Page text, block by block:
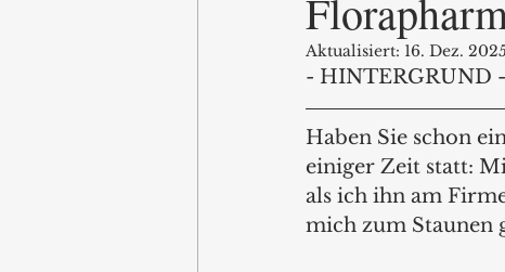
Aktualisiert: 16. Dez. 2025
- HINTERGRUND -
Haben Sie schon
einiger Zeit statt:
als ich ihn am
mich zum Staunen